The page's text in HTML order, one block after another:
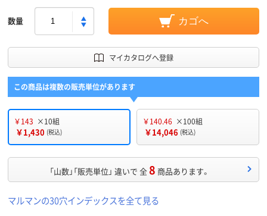
数量 カゴへ
マイカタログへ登録
この商品は複数の販売単位があります
￥143 ×10組
￥1,430 (税込)
￥140.46 ×100組
￥14,046 (税込)
「山数」「販売単位」 違いで 全8 商品あります。
マルマンの30穴インデックスを全て見る